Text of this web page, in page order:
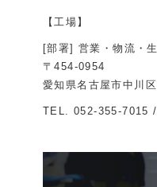
【工場】
[部署] 営業・物流・
〒454-0954
愛知県名古屋市中川
TEL. 052-355-7015